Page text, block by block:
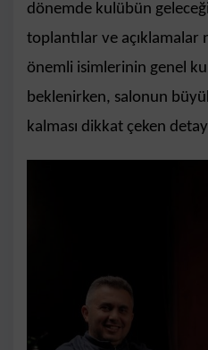
dönemde kulübün
toplantılar ve açıklamalar
önemli isimlerinin genel
beklenirken, salonun
kalması dikkat çeken